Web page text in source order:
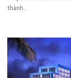
thành...